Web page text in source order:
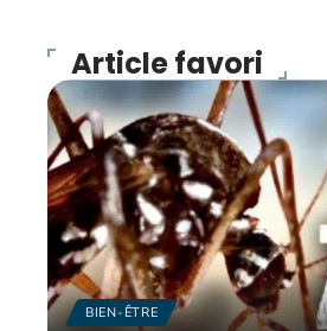
Article favori
BIEN-ÊTRE